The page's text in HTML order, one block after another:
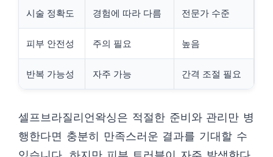
시술 정확도 경험에 따라 다름 전문가 수준
피부 안전성 주의 필요 높음
반복 가능성 자주 가능 간격 조절 필요
셀프브라질리언왁싱은 적절한 준비와 관리만 병
행한다면 충분히 만족스러운 결과를 기대할 수